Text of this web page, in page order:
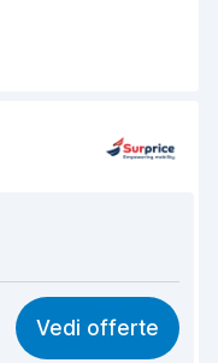
8,5
8,2
Vedi offerte